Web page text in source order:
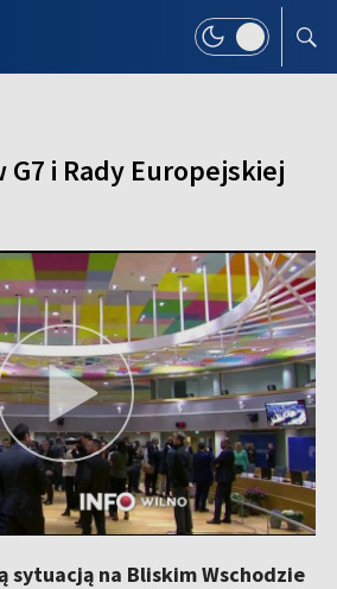
i Rady Europejskiej
sytuacją na Bliskim Wschodzie